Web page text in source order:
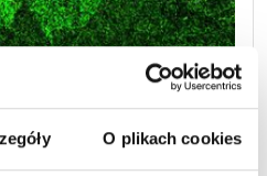
O plikach cookies
pomoc publiczna